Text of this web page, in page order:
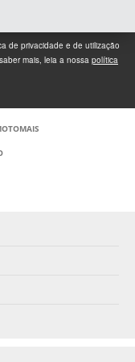
de privacidade e de utilização
mais, leia a nossa política